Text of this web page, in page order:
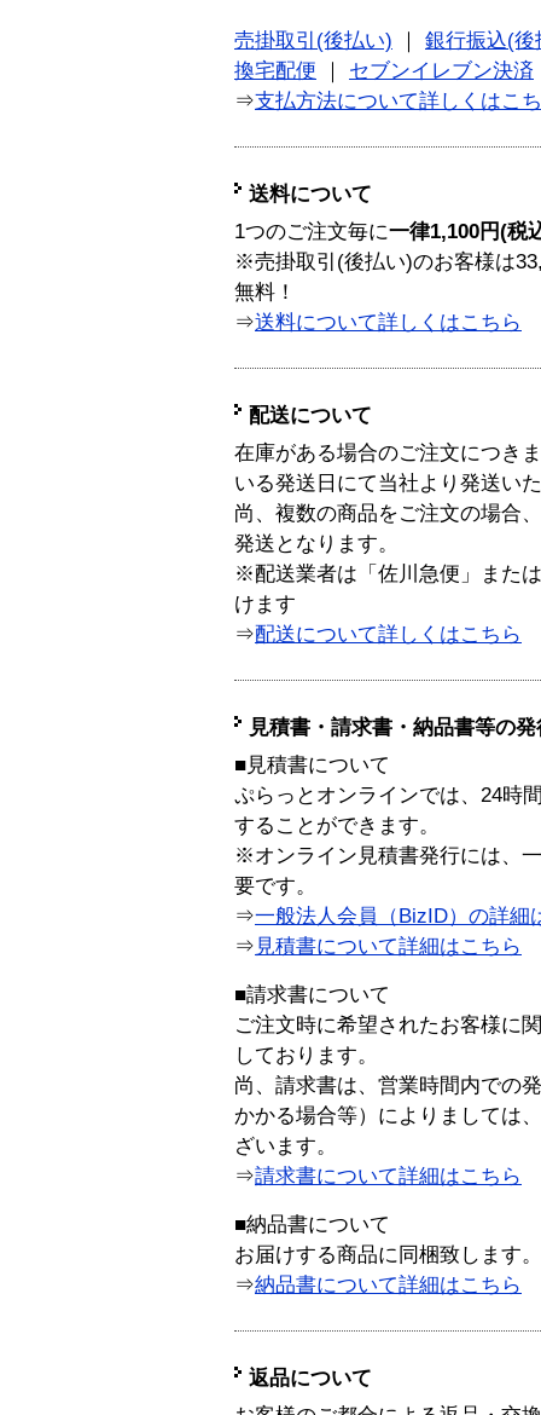
売掛取引(後払い)
銀行振込(後
換宅配便
セブンイレブン決済
⇒支払方法について詳しくはこ
送料について
1つのご注文毎に一律1,100円(税
※売掛取引(後払い)のお客様は
無料！
⇒送料について詳しくはこちら
配送について
在庫がある場合のご注文につき
いる発送日にて当社より発送い
尚、複数の商品をご注文の場合
発送となります。
※配送業者は「佐川急便」また
けます
⇒配送について詳しくはこちら
見積書・請求書・納品書等の
■見積書について
ぷらっとオンラインでは、24時
することができます。
※オンライン見積書発行には、
要です。
⇒一般法人会員（BizID）の詳細
⇒ 見積書について詳細はこちら
■請求書について
ご注文時に希望されたお客様に
しております。
尚、請求書は、営業時間内での
かかる場合等）によりましては
ざいます。
⇒請求書について詳細はこちら
■納品書について
お届けする商品に同梱致します。
⇒納品書について詳細はこちら
返品について